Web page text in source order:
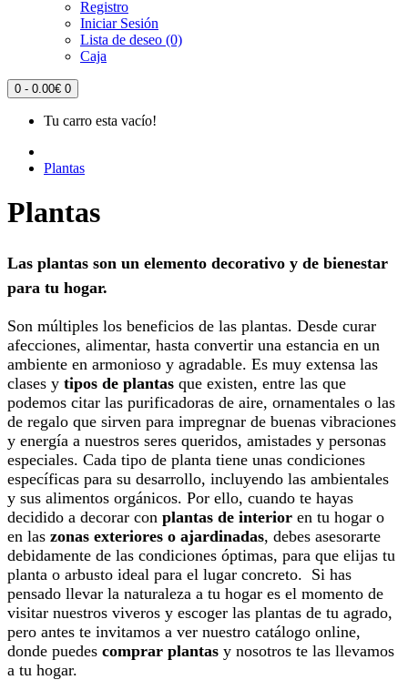
Registro
Iniciar Sesión
Lista de deseo (0)
Caja
0 - 0.00€ 0
Tu carro esta vacío!
Plantas
Plantas
Las plantas son un elemento decorativo y de bienestar
para tu hogar.
Son múltiples los beneficios de las plantas. Desde curar
afecciones, alimentar, hasta convertir una estancia en un
ambiente en armonioso y agradable. Es muy extensa las
clases y tipos de plantas que existen, entre las que
podemos citar las purificadoras de aire, ornamentales o las
de regalo que sirven para impregnar de buenas vibraciones
y energía a nuestros seres queridos, amistades y personas
especiales. Cada tipo de planta tiene unas condiciones
específicas para su desarrollo, incluyendo las ambientales
y sus alimentos orgánicos. Por ello, cuando te hayas
decidido a decorar con plantas de interior en tu hogar o
en las zonas exteriores o ajardinadas, debes asesorarte
debidamente de las condiciones óptimas, para que elijas tu
planta o arbusto ideal para el lugar concreto. Si has
pensado llevar la naturaleza a tu hogar es el momento de
visitar nuestros viveros y escoger las plantas de tu agrado,
pero antes te invitamos a ver nuestro catálogo online,
donde puedes comprar plantas y nosotros te las llevamos
a tu hogar.